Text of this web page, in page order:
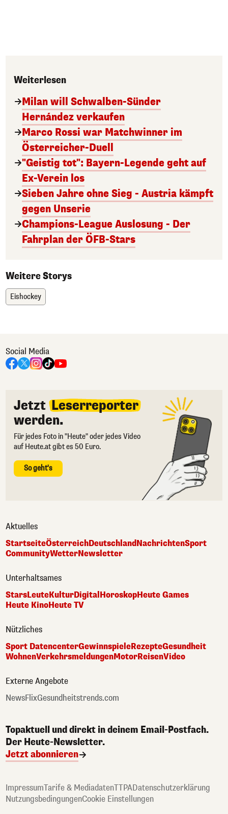
Weiterlesen
Milan will Schwalben-Sünder
Hernández verkaufen
Marco Rossi war Matchwinner im
Österreicher-Duell
"Geistig tot": Bayern-Legende geht auf
Ex-Verein los
Sieben Jahre ohne Sieg - Austria kämpft
gegen Unserie
Champions-League Auslosung - Der
Fahrplan der ÖFB-Stars
Weitere Storys
Eishockey
Social Media
Jetzt Leserreporter
werden.
Für jedes Foto in "Heute" oder jedes Video
auf Heute.at gibt es 50 Euro.
So geht's
Aktuelles
StartseiteÖsterreichDeutschlandNachrichtenSport
CommunityWetterNewsletter
Unterhaltsames
StarsLeuteKulturDigital HoroskopHeute Games
Heute KinoHeute TV
Nützliches
Sport DatencenterGewinnspieleRezepteGesundheit
WohnenVerkehrsmeldungenMotorReisenVideo
Externe Angebote
NewsFlixGesundheitstrends.com
Topaktuell und direkt in deinem Email-Postfach.
Der Heute-Newsletter.
Jetzt abonnieren
ImpressumTarife & MediadatenTTPADatenschutzerklärung
NutzungsbedingungenCookie Einstellungen